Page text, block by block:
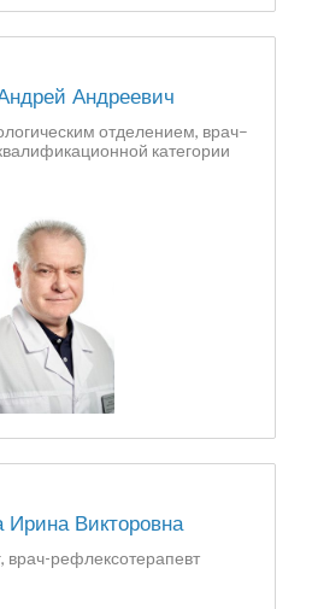
Андреевич
отделением, врач–
категории
Ирина Викторовна
врач-рефлексотерапевт